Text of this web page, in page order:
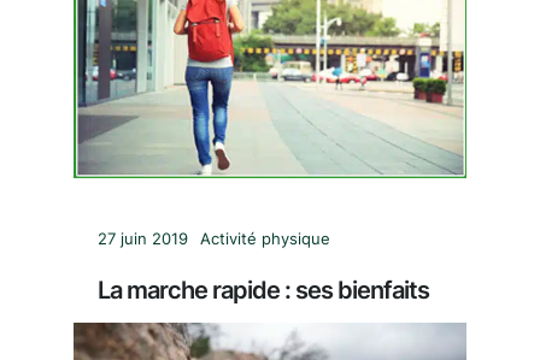
27 juin 2019 Activité physique
La marche rapide : ses bienfaits